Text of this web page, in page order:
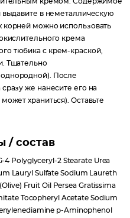
выдавите в неметаллическую
можно использовать
крема
тюбика с крем-краской,
Тщательно
После
же нанесите его на
храниться). Оставьте
/ состав
4 Polyglyceryl-2 Stearate Urea
Lauryl Sulfate Sodium Laureth
Fruit Oil Persea Gratissima
Tocopheryl Acetate Sodium
p-Aminophenol